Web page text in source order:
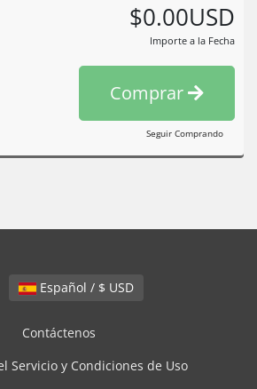
$0.00USD
Importe a la Fecha
Comprar
Seguir Comprando
Español / $ USD
Contáctenos
Servicio y Condiciones de Uso